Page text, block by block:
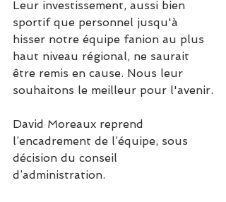
Leur investissement, aussi bien
sportif que personnel jusqu'à
hisser notre équipe fanion au plus
haut niveau régional, ne saurait
être remis en cause. Nous leur
souhaitons le meilleur pour l'avenir.
David Moreaux reprend
l’encadrement de l’équipe, sous
décision du conseil
d’administration.